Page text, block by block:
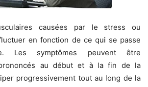
causées par le stress ou
en fonction de ce qui se passe
Les symptômes peuvent être
au début et à la fin de la
progressivement tout au long de la